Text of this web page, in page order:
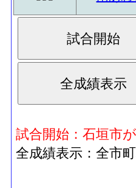
試合開始：石垣市
全成績表示：全市